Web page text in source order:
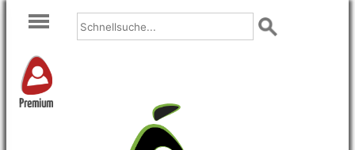
Premium